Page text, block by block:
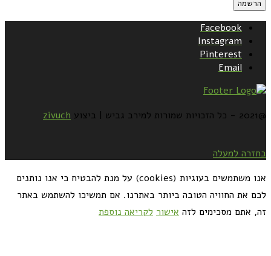
Facebook
Instagram
Pinterest
Email
@2021 - כל הזכויות שמורות למירב גביש | ביצוע zivuch
בחזרה למעלה
אנו משתמשים בעוגיות (cookies) על מנת להבטיח כי אנו נותנים
לכם את החוויה הטובה ביותר באתרנו. אם תמשיכו להשתמש באתר
זה, אתם מסכימים לזה אישור לקריאה נוספת